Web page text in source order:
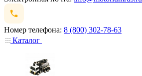
Номер телефона: 8 (800) 302-78-63
Каталог